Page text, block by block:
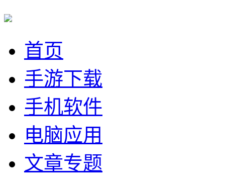
首页
手游下载
手机软件
电脑应用
文章专题